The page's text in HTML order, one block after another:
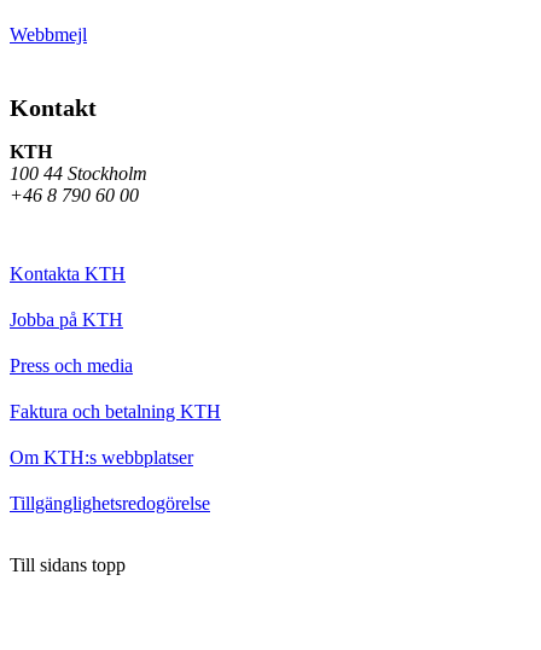
Webbmejl
Kontakt
KTH
100 44 Stockholm
+46 8 790 60 00
Kontakta KTH
Jobba på KTH
Press och media
Faktura och betalning KTH
Om KTH:s webbplatser
Tillgänglighetsredogörelse
Till sidans topp